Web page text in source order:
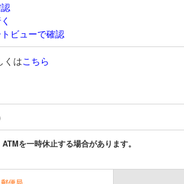
ビューで確認
くはこちら
を一時休止する場合があります。
郵便局